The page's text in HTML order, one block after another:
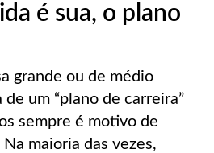
é sua, o plano
grande ou de médio
um “plano de carreira”
sempre é motivo de
maioria das vezes,